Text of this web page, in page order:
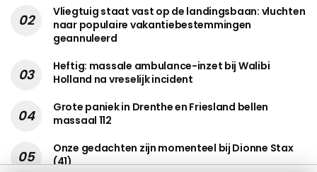
Vliegtuig staat vast op de landingsbaan: vluchten
naar populaire vakantiebestemmingen
geannuleerd
Heftig: massale ambulance-inzet bij Walibi
Holland na vreselijk incident
Grote paniek in Drenthe en Friesland bellen
massaal 112
Onze gedachten zijn momenteel bij Dionne Stax
(41)